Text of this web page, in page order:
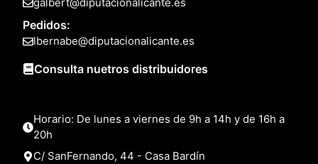
Pedidos:
lbernabe@diputacionalicante.es
Consulta nuetros distribuidores
Horario: De lunes a viernes de 9h a 14h y de 16h a
20h
C/ SanFernando, 44 - Casa Bardín